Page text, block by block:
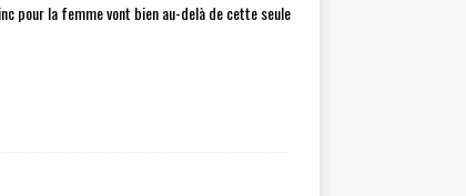
pour la femme vont bien au-delà de cette seule